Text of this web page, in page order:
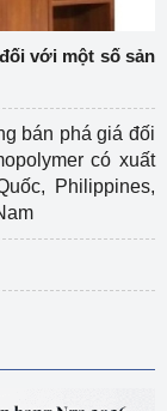
với một số sản
bán phá giá đối
có xuất
Philippines,